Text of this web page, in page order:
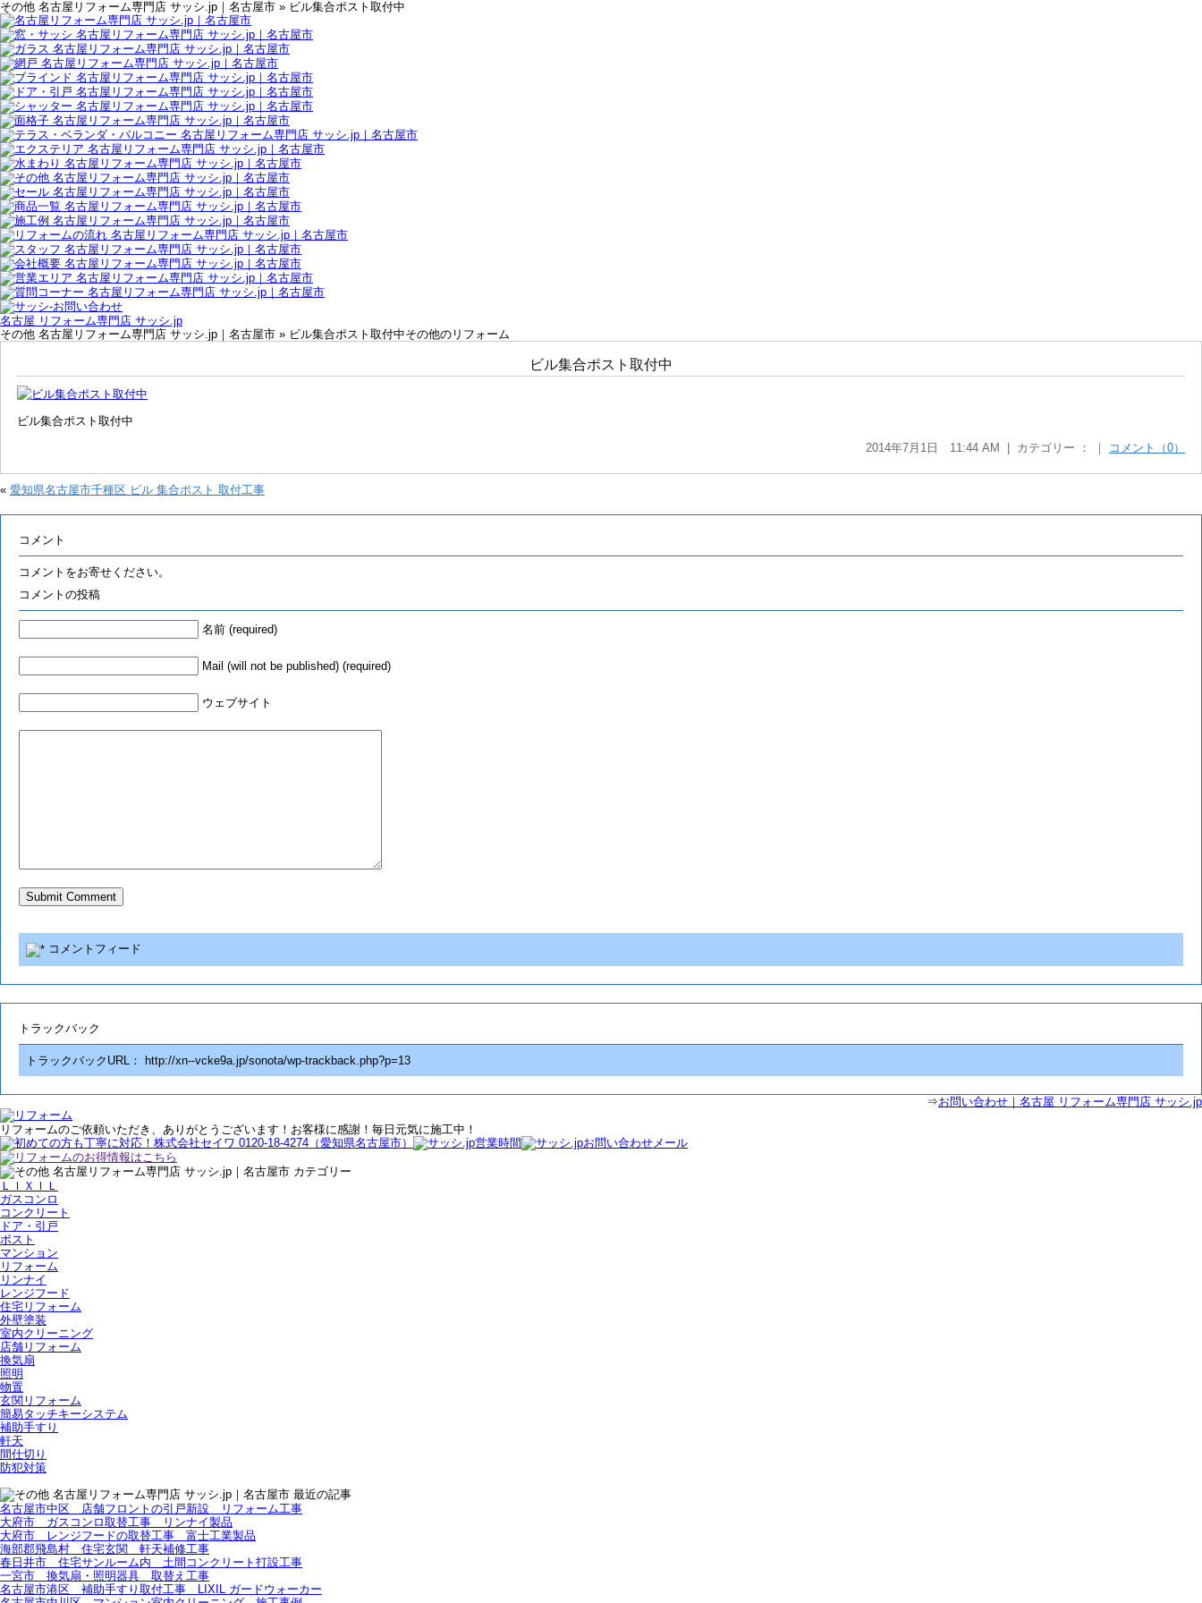
その他 名古屋リフォーム専門店 サッシ.jp｜名古屋市 » ビル集合ポスト取付中
名古屋 リフォーム専門店 サッシ.jp
その他 名古屋リフォーム専門店 サッシ.jp｜名古屋市 » ビル集合ポスト取付中その他のリフォーム
ビル集合ポスト取付中
ビル集合ポスト取付中
2014年7月1日 11:44 AM | カテゴリー ： ｜
コメント（0）
« 愛知県名古屋市千種区 ビル 集合ポスト 取付工事
コメント
コメントをお寄せください。
コメントの投稿
名前 (required)
Mail (will not be published) (required)
ウェブサイト
コメントフィード
トラックバック
トラックバックURL： http://xn--vcke9a.jp/sonota/wp-trackback.php?p=13
⇒お問い合わせ｜名古屋 リフォーム専門店 サッシ.jp
リフォームのご依頼いただき、ありがとうございます！お客様に感謝！毎日元気に施工中！
ＬＩＸＩＬ
ガスコンロ
コンクリート
ドア・引戸
ポスト
マンション
リフォーム
リンナイ
レンジフード
住宅リフォーム
外壁塗装
室内クリーニング
店舗リフォーム
換気扇
照明
物置
玄関リフォーム
簡易タッチキーシステム
補助手すり
軒天
間仕切り
防犯対策
名古屋市中区 店舗フロントの引戸新設 リフォーム工事
大府市 ガスコンロ取替工事 リンナイ製品
大府市 レンジフードの取替工事 富士工業製品
海部郡飛島村 住宅玄関 軒天補修工事
春日井市 住宅サンルーム内 土間コンクリート打設工事
一宮市 換気扇・照明器具 取替え工事
名古屋市港区 補助手すり取付工事 LIXIL ガードウォーカー